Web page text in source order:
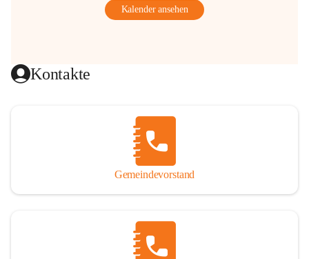
Kalender ansehen
Kontakte
Gemeindevorstand